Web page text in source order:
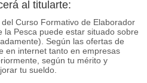
al titularte:
Curso Formativo de Elaborador
la Pesca puede estar situado sobre
Según las ofertas de
en internet tanto en empresas
según tu mérito y
tu sueldo.